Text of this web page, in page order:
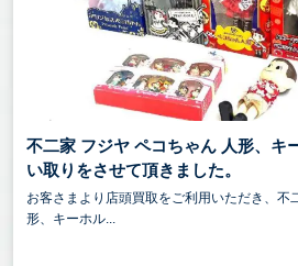
不二家 フジヤ ペコちゃん 人形、キ
い取りをさせて頂きました。
お客さまより店頭買取をご利用いただき、不
形、キーホル...